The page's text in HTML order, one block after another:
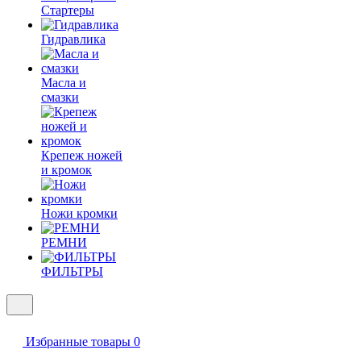
Стартеры
Гидравлика
Масла и
смазки
Крепеж ножей
и кромок
Ножи кромки
РЕМНИ
ФИЛЬТРЫ
Избранные товары 0